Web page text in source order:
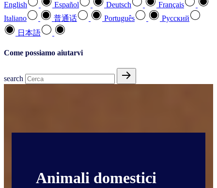
English Español Deutsch
Français
Italiano
普通话 Português
Pусский
日本語
Come possiamo aiutarvi
search
Animali domestici